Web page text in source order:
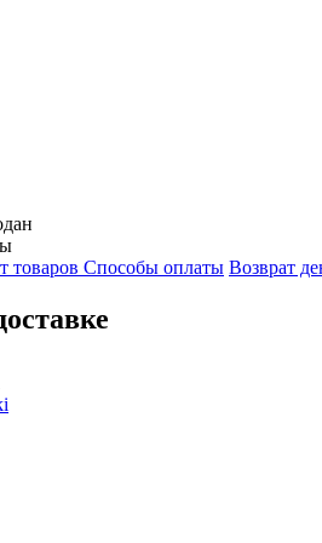
товаров Способы оплаты Возврат